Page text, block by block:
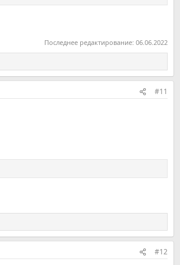
Последнее редактирование: 06.06.2022
#11
#12